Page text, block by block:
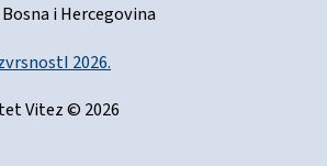
i Hercegovina
2026.
Vitez © 2026